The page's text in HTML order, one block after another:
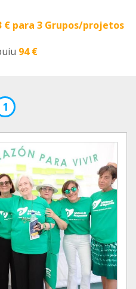
€ para 3 Grupos/projetos
94 €
1